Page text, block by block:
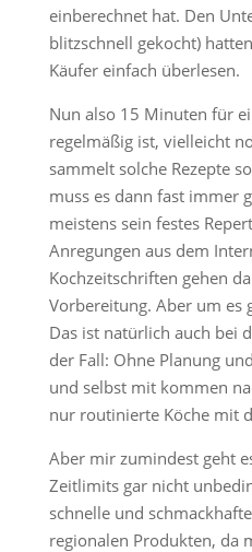
einberechnet hat. Den
blitzschnell gekocht)
Käufer einfach überlesen.
Nun also 15 Minuten für
regelmäßig ist, vielleicht
sammelt solche Rezepte
muss es dann fast immer
meistens sein festes
Anregungen aus dem
Kochzeitschriften gehen
Vorbereitung. Aber um es
Das ist natürlich auch bei
der Fall: Ohne Planung
und selbst mit kommen
nur routinierte Köche mit
Aber mir zumindest geht
Zeitlimits gar nicht
schnelle und
regionalen Produkten, da